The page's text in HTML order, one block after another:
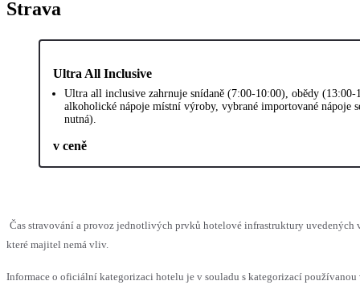
Strava
Ultra All Inclusive
Ultra all inclusive zahrnuje snídaně (7:00-10:00), obědy
alkoholické nápoje místní výroby, vybrané importované nápoje
nutná).
v ceně
Čas stravování a provoz jednotlivých prvků hotelové infrastruktury uvedených
které majitel nemá vliv.
Informace o oficiální kategorizaci hotelu je v souladu s kategorizací